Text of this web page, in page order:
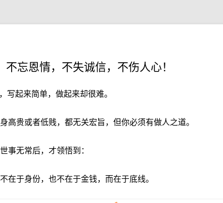
不忘恩情，不失诚信，不伤人心！
写起来简单，做起来却很难。
高贵或者低贱，都无关宏旨，但你必须有做人之道。
事无常后，才领悟到：
在于身份，也不在于金钱，而在于底线。